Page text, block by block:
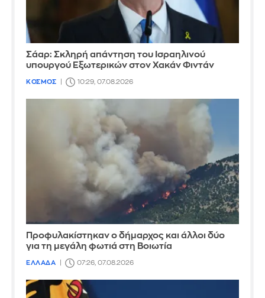
Σάαρ: Σκληρή απάντηση του Ισραηλινού
υπουργού Εξωτερικών στον Χακάν Φιντάν
ΚΟΣΜΟΣ 10:29, 07.08.2026
Προφυλακίστηκαν ο δήμαρχος και άλλοι δύο
για τη μεγάλη φωτιά στη Βοιωτία
ΕΛΛΑΔΑ 07:26, 07.08.2026